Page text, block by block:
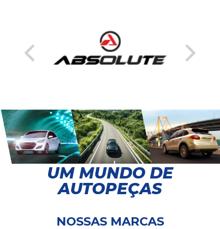
UM MUNDO DE
AUTOPEÇAS
NOSSAS MARCAS